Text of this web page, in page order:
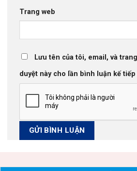
Trang web
Lưu tên của tôi, email, và
duyệt này cho lần bình luận kế tiếp